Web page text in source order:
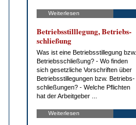
Weiterlesen
Be­triebs­still­le­gung, Be­triebs­
schlie­ßung
Was ist ei­ne Be­triebs­stil­le­gung bzw.
Be­triebs­schlie­ßung? - Wo fin­den
sich ge­setz­li­che Vor­schrif­ten über
Be­triebs­stil­le­gun­gen bzw. Be­triebs­
schlie­ßun­gen? - Wel­che Pflich­ten
hat der Ar­beit­ge­ber ...
Weiterlesen